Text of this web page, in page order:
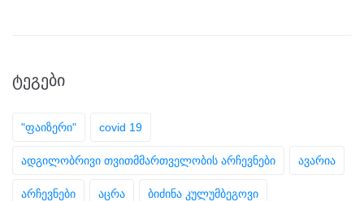
ᲢᲔᲒᲔᲑᲘ
"ფაიზერი" covid 19
ადგილობრივი თვითმმართველობის არჩევნები ავარია
არჩევნები აცრა ბიძინა კულუმბეგოვი